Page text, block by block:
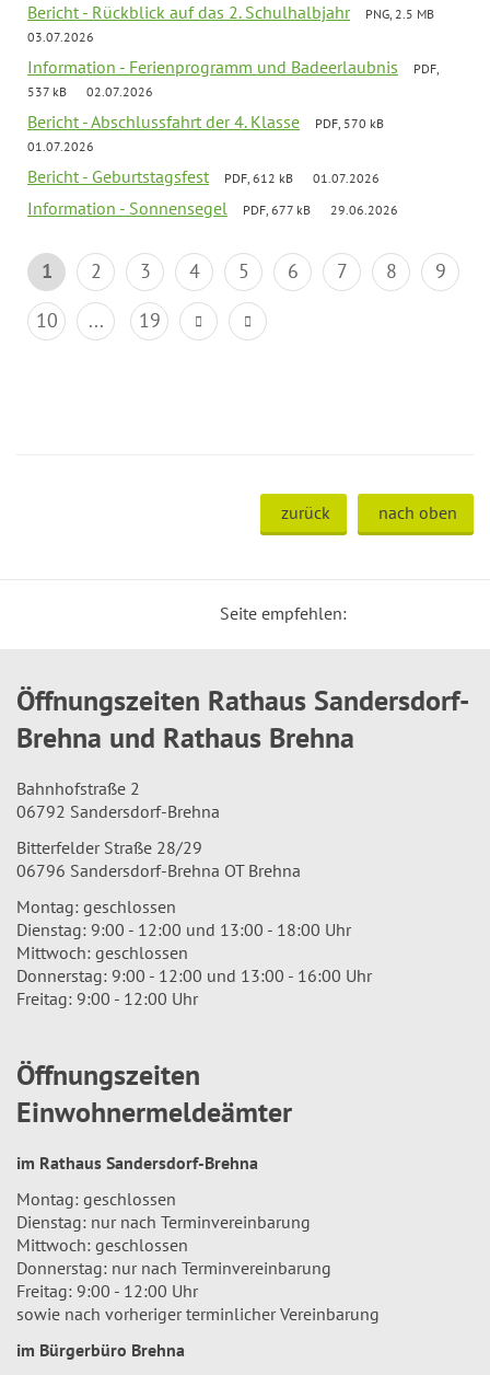
Bericht - Rückblick auf das 2. Schulhalbjahr
PNG, 2.5 MB
03.07.2026
Information - Ferienprogramm und Badeerlaubnis
PDF,
537 kB
02.07.2026
Bericht - Abschlussfahrt der 4. Klasse
PDF, 570 kB
01.07.2026
Bericht - Geburtstagsfest PDF, 612 kB 01.07.2026
Information - Sonnensegel PDF, 677 kB 29.06.2026
1 2 3 4 5 6 7 8
9
10
... 19
zurück nach oben
Seite empfehlen:
Öffnungszeiten Rathaus Sandersdorf-
Brehna und Rathaus Brehna
Bahnhofstraße 2
06792 Sandersdorf-Brehna
Bitterfelder Straße 28/29
06796 Sandersdorf-Brehna OT Brehna
Montag: geschlossen
Dienstag: 9:00 - 12:00 und 13:00 - 18:00 Uhr
Mittwoch: geschlossen
Donnerstag: 9:00 - 12:00 und 13:00 - 16:00 Uhr
Freitag: 9:00 - 12:00 Uhr
Öffnungszeiten
Einwohnermeldeämter
im Rathaus Sandersdorf-Brehna
Montag: geschlossen
Dienstag: nur nach Terminvereinbarung
Mittwoch: geschlossen
Donnerstag: nur nach Terminvereinbarung
Freitag: 9:00 - 12:00 Uhr
sowie nach vorheriger terminlicher Vereinbarung
im Bürgerbüro Brehna